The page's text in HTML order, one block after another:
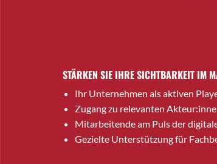
STÄRKEN SIE IHRE SICHTBARKEIT IM
Ihr Unternehmen als aktiven
Zugang zu relevanten
Mitarbeitende am Puls der
Gezielte Unterstützung für